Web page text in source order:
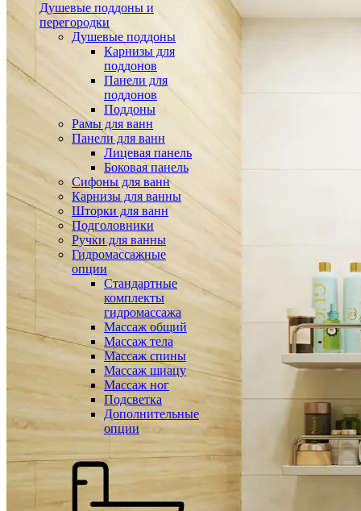
Душевые поддоны и
перегородки
Душевые поддоны
Карнизы для
поддонов
Панели для
поддонов
Поддоны
Рамы для ванн
Панели для ванн
Лицевая панель
Боковая панель
Сифоны для ванн
Карнизы для ванны
Шторки для ванн
Подголовники
Ручки для ванны
Гидромассажные
опции
Стандартные
комплекты
гидромассажа
Массаж общий
Массаж тела
Массаж спины
Массаж шиацу
Массаж ног
Подсветка
Дополнительные
опции